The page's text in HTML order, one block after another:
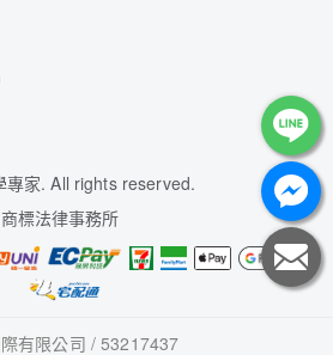
家. All rights reserved.
標法律事務所
有限公司 / 53217437